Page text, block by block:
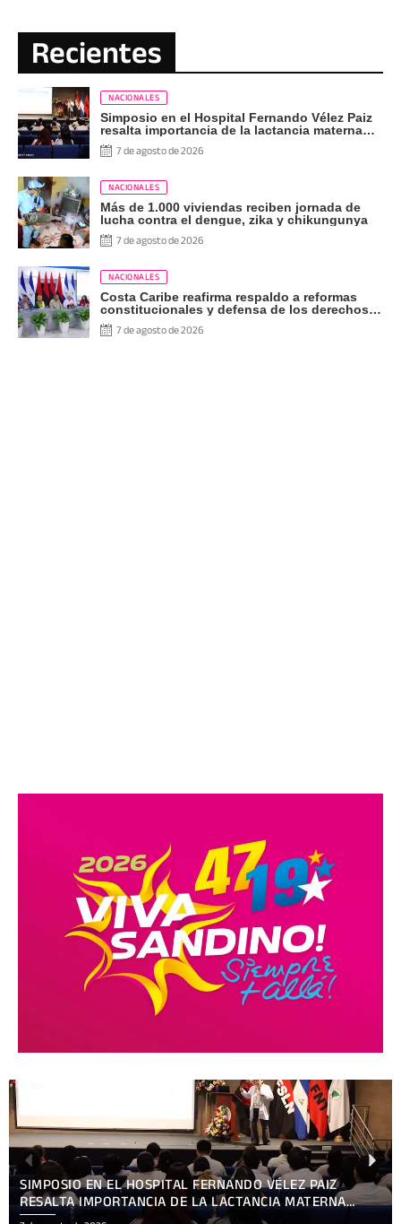
Recientes
NACIONALES
Simposio en el Hospital Fernando Vélez Paiz
resalta importancia de la lactancia materna
exclusiva
7 de agosto de 2026
NACIONALES
Más de 1.000 viviendas reciben jornada de
lucha contra el dengue, zika y chikungunya
7 de agosto de 2026
NACIONALES
Costa Caribe reafirma respaldo a reformas
constitucionales y defensa de los derechos
del pueblo
7 de agosto de 2026
SIMPOSIO EN EL HOSPITAL FERNANDO VÉLEZ PAIZ
RESALTA IMPORTANCIA DE LA LACTANCIA MATERNA